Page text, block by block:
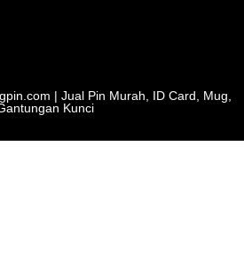
| Jual Pin Murah, ID Card, Mug,
Kunci